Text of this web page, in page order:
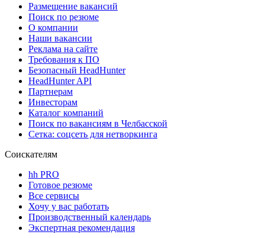
Размещение вакансий
Поиск по резюме
О компании
Наши вакансии
Реклама на сайте
Требования к ПО
Безопасный HeadHunter
HeadHunter API
Партнерам
Инвесторам
Каталог компаний
Поиск по вакансиям в Челбасской
Сетка: соцсеть для нетворкинга
Соискателям
hh PRO
Готовое резюме
Все сервисы
Хочу у вас работать
Производственный календарь
Экспертная рекомендация